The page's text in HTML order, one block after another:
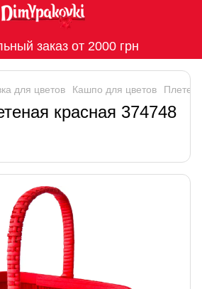
заказ от 2000 грн
для цветов Кашпо для цветов
красная 374748